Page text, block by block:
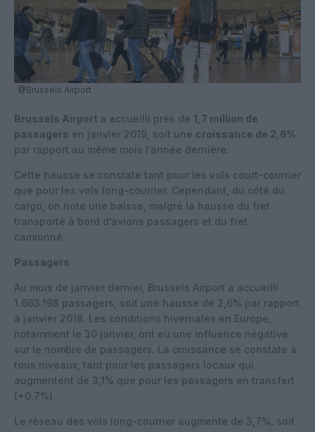
@Brussels Airport
Brussels Airport a accueilli près de 1,7 million de
passagers en janvier 2019, soit une croissance de 2,6%
par rapport au même mois l’année dernière.
Cette hausse se constate tant pour les vols court-courrier
que pour les vols long-courrier. Cependant, du côté du
cargo, on note une baisse, malgré la hausse du fret
transporté à bord d’avions passagers et du fret
camionné.
Passagers
Au mois de janvier dernier, Brussels Airport a accueilli
1.663.198 passagers, soit une hausse de 2,6% par rapport
à janvier 2018. Les conditions hivernales en Europe,
notamment le 30 janvier, ont eu une influence négative
sur le nombre de passagers. La croissance se constate à
tous niveaux, tant pour les passagers locaux qui
augmentent de 3,1% que pour les passagers en transfert
(+0,7%).
Le réseau des vols long-courrier augmente de 3,7%, soit